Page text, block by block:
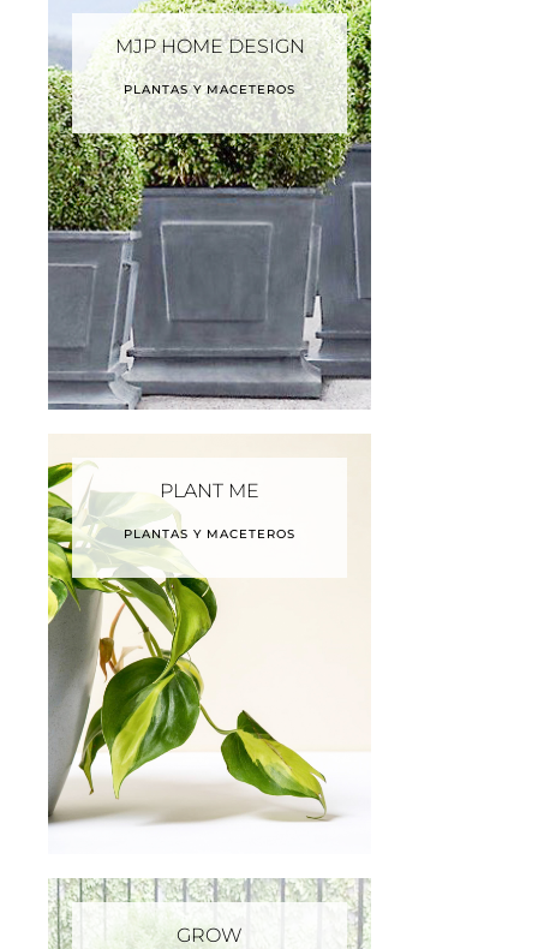
MJP HOME DESIGN
PLANTAS Y MACETEROS
PLANT ME
PLANTAS Y MACETEROS
GROW